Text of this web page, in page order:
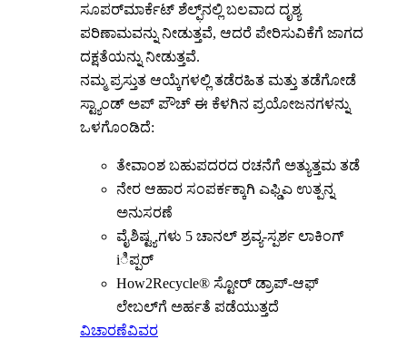
ಸೂಪರ್‌ಮಾರ್ಕೆಟ್ ಶೆಲ್ಫ್‌ನಲ್ಲಿ ಬಲವಾದ ದೃಶ್ಯ
ಪರಿಣಾಮವನ್ನು ನೀಡುತ್ತವೆ, ಆದರೆ ಪೇರಿಸುವಿಕೆಗೆ ಜಾಗದ
ದಕ್ಷತೆಯನ್ನು ನೀಡುತ್ತವೆ.
ನಮ್ಮ ಪ್ರಸ್ತುತ ಆಯ್ಕೆಗಳಲ್ಲಿ ತಡೆರಹಿತ ಮತ್ತು ತಡೆಗೋಡೆ
ಸ್ಟ್ಯಾಂಡ್ ಅಪ್ ಪೌಚ್ ಈ ಕೆಳಗಿನ ಪ್ರಯೋಜನಗಳನ್ನು
ಒಳಗೊಂಡಿದೆ:
ತೇವಾಂಶ ಬಹುಪದರದ ರಚನೆಗೆ ಅತ್ಯುತ್ತಮ ತಡೆ
ನೇರ ಆಹಾರ ಸಂಪರ್ಕಕ್ಕಾಗಿ ಎಫ್ಡಿಎ ಉತ್ಪನ್ನ
ಅನುಸರಣೆ
ವೈಶಿಷ್ಟ್ಯಗಳು 5 ಚಾನಲ್ ಶ್ರವ್ಯ-ಸ್ಪರ್ಶ ಲಾಕಿಂಗ್
iಿಪ್ಪರ್
How2Recycle® ಸ್ಟೋರ್ ಡ್ರಾಪ್-ಆಫ್
ಲೇಬಲ್‌ಗೆ ಅರ್ಹತೆ ಪಡೆಯುತ್ತದೆ
ವಿಚಾರಣೆವಿವರ